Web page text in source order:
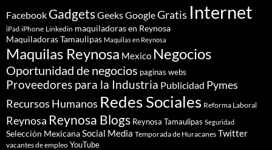
Facebook GadgetsGeeksGoogleGratis Internet
iPad iPhone Linkedin maquiladoras en Reynosa
Maquiladoras Tamaulipas Maquilas en Reynosa
Maquilas Reynosa Mexico Negocios
Oportunidad de negocios paginas webs
Proveedores para la Industria Publicidad Pymes
Recursos Humanos Redes Sociales Reforma Laboral
Reynosa Reynosa Blogs Reynosa Tamaulipas Seguridad
Selección MexicanaSocial Media Temporada de Huracanes Twitter
vacantes de empleo YouTube